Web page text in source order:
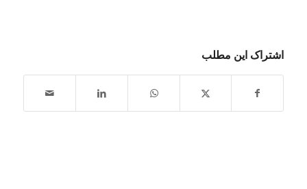
اشتراک این مطلب